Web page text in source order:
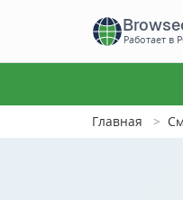
Работает в
Главная